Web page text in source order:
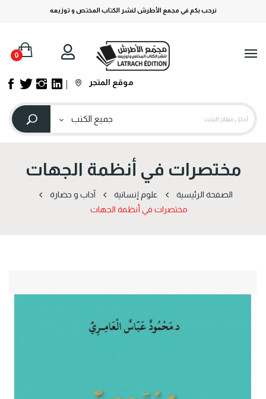
نرحب بكم في مجمع الأطرش لنشر الكتاب المختص و توزيعه
0
موقع المتجر
مختصرات في أنظمة الجهات
الصفحة الرئيسية علوم إنسانية
آداب و حضارة
مختصرات في أنظمة الجهات